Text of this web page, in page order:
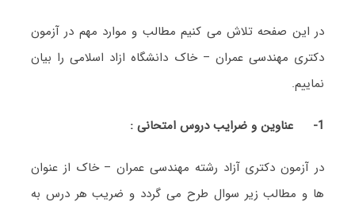
در این صفحه تلاش می کنیم مطالب و موارد مهم در آزمون
دکتری مهندسی عمران – خاک دانشگاه ازاد اسلامی را بیان
نماییم.
1- عناوین و ضرایب دروس امتحانی :
در آزمون دکتری آزاد رشته مهندسی عمران – خاک از عنوان
ها و مطالب زیر سوال طرح می گردد و ضریب هر درس به